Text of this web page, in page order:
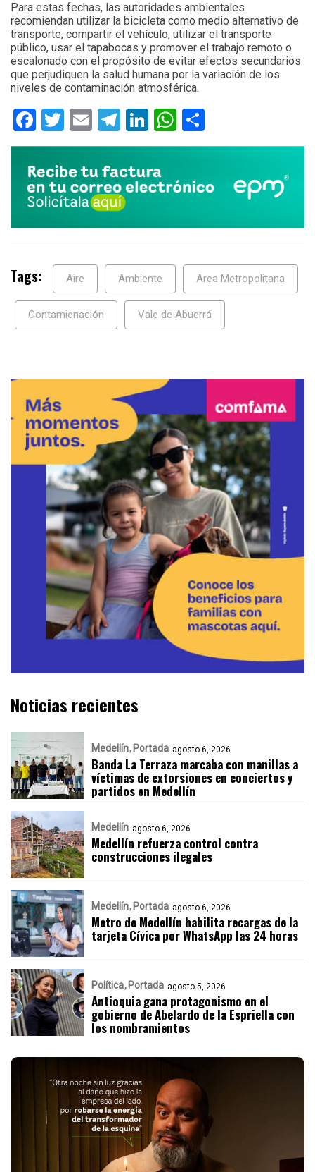
Para estas fechas, las autoridades ambientales
recomiendan utilizar la bicicleta como medio alternativo de
transporte, compartir el vehículo, utilizar el transporte
público, usar el tapabocas y promover el trabajo remoto o
escalonado con el propósito de evitar efectos secundarios
que perjudiquen la salud humana por la variación de los
niveles de contaminación atmosférica.
Facebook
Twitter
EmailTelegram
LinkedIn
WhatsApp
Tags: Aire Ambiente Area Metropolitana
Contamienación Vale de Abuerrá
Noticias recientes
Medellín Portada agosto 6, 2026
Banda La Terraza marcaba con manillas a
víctimas de extorsiones en conciertos y
partidos en Medellín
Medellín agosto 6, 2026
Medellín refuerza control contra
construcciones ilegales
Medellín Portada agosto 6, 2026
Metro de Medellín habilita recargas de la
tarjeta Cívica por WhatsApp las 24 horas
Política Portada agosto 5, 2026
Antioquia gana protagonismo en el
gobierno de Abelardo de la Espriella con
los nombramientos